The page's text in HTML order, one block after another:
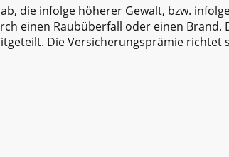
die infolge höherer Gewalt, bzw.
einen Raubüberfall oder einen Brand.
Die Versicherungsprämie richtet